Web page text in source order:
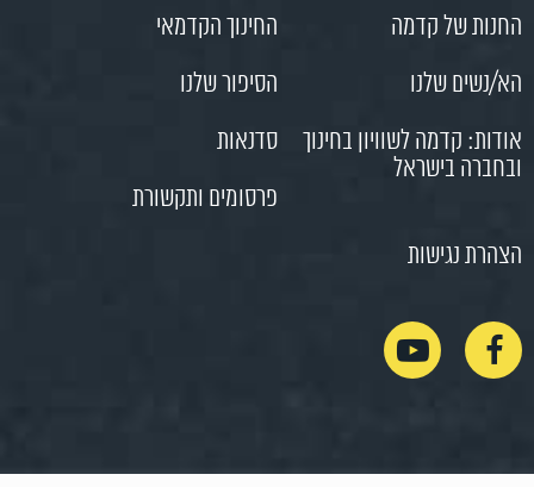
החנות של קדמה
החינוך הקדמאי
הא/נשים שלנו
הסיפור שלנו
אודות: קדמה לשוויון בחינוך
ובחברה בישראל
סדנאות
פרסומים ותקשורת
הצהרת נגישות